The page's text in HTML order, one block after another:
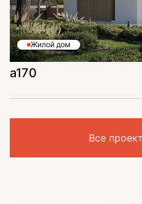
Жилой дом
a170
Все